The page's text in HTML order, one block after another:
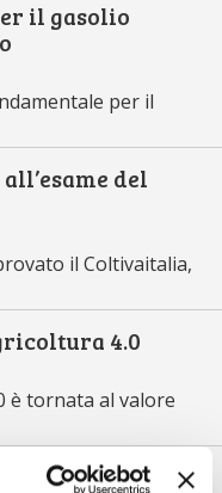
il gasolio
per il
del
il Coltivaitalia,
4.0
è tornata al valore
gennaio